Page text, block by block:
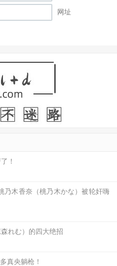
网址
！
乃木香奈（桃乃木かな）被轮奸嗨
れむ）的四大绝招
真央躺枪！